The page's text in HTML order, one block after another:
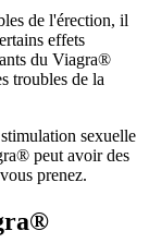
de l'érection, il
effets
du Viagra®
troubles de la
sexuelle
peut avoir des
prenez.